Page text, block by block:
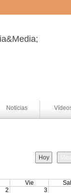
Noticias
Hoy
Vie
2 3